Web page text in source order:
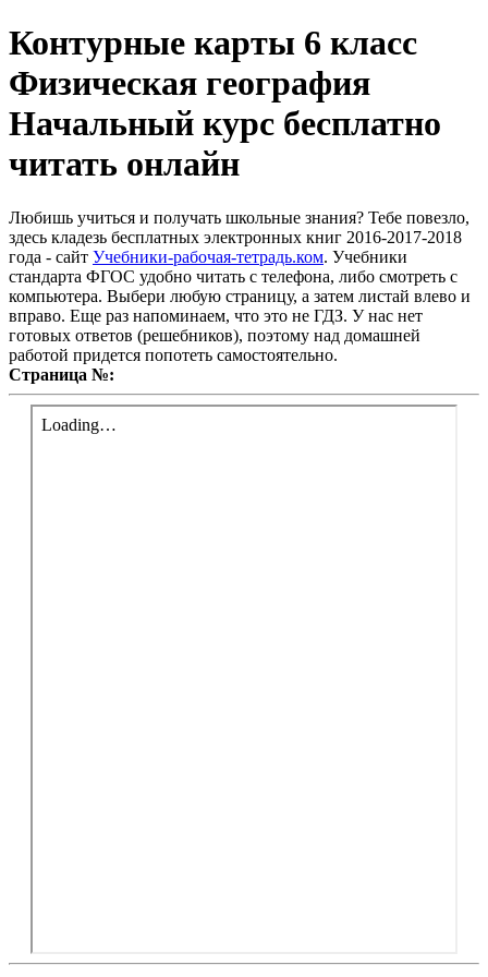
Контурные карты 6 класс
Физическая география
Начальный курс бесплатно
читать онлайн
Любишь учиться и получать школьные знания? Тебе повезло,
здесь кладезь бесплатных электронных книг 2016-2017-2018
года - сайт Учебники-рабочая-тетрадь.ком. Учебники
стандарта ФГОС удобно читать с телефона, либо смотреть с
компьютера. Выбери любую страницу, а затем листай влево и
вправо. Еще раз напоминаем, что это не ГДЗ. У нас нет
готовых ответов (решебников), поэтому над домашней
работой придется попотеть самостоятельно.
Страница №: